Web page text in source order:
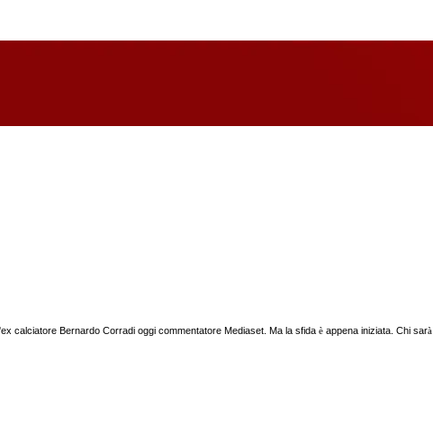
calciatore Bernardo Corradi oggi commentatore Mediaset. Ma la sfida è appena iniziata. Chi sarà